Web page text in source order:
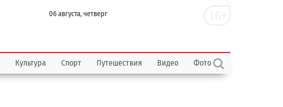
06 августа, четверг
Культура Спорт Путешествия Видео Фото